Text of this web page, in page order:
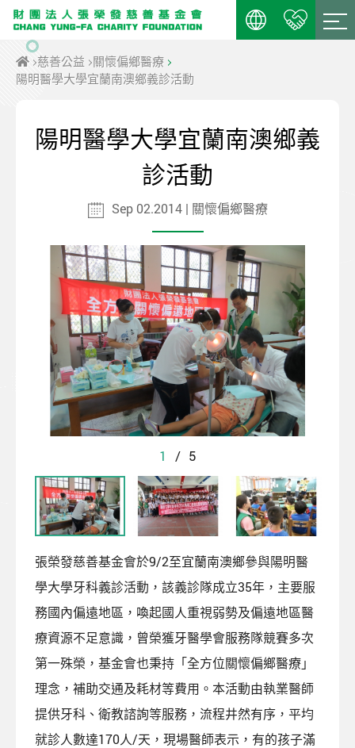
慈善公益 關懷偏鄉醫療
陽明醫學大學宜蘭南澳鄉義診活動
陽明醫學大學宜蘭南澳鄉義
診活動
Sep 02.2014 | 關懷偏鄉醫療
1 / 5
張榮發慈善基金會於9/2至宜蘭南澳鄉參與陽明醫
學大學牙科義診活動，該義診隊成立35年，主要服
務國內偏遠地區，喚起國人重視弱勢及偏遠地區醫
療資源不足意識，曾榮獲牙醫學會服務隊競賽多次
第一殊榮，基金會也秉持「全方位關懷偏鄉醫療」
理念，補助交通及耗材等費用。本活動由執業醫師
提供牙科、衛教諮詢等服務，流程井然有序，平均
就診人數達170人/天，現場醫師表示，有的孩子滿